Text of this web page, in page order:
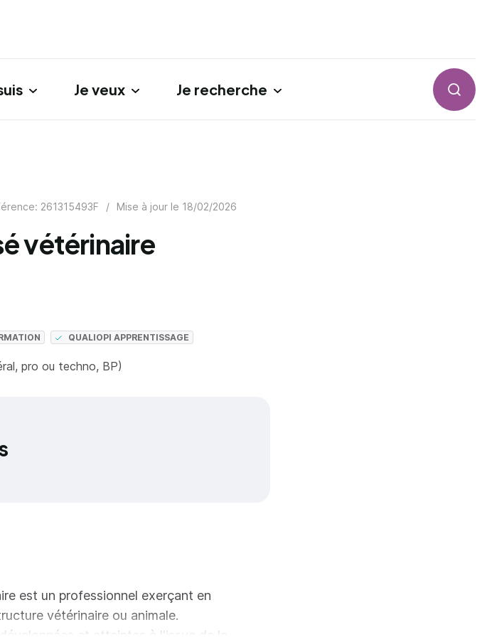
Je veux Je recherche
261315493F / Mise à jour le 18/02/2026
vétérinaire
QUALIOPI APPRENTISSAGE
pro ou techno, BP)
est un professionnel exerçant en
vétérinaire ou animale.